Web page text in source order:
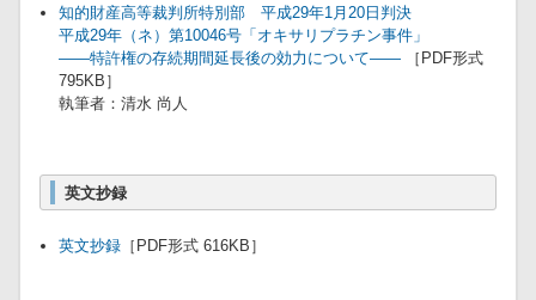
知的財産高等裁判所特別部 平成29年1月20日判決
平成29年（ネ）第10046号「オキサリプラチン事件」
――特許権の存続期間延長後の効力について――
［PDF形式
795KB］
執筆者：清水 尚人
英文抄録
英文抄録［PDF形式 616KB］